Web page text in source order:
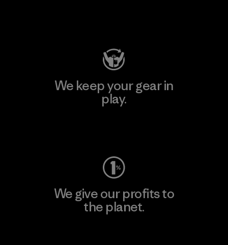
We keep your gear in
play.
We give our profits to
the planet.